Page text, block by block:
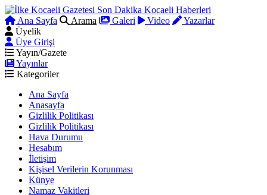
Ana Sayfa Arama Galeri Video
Yazarlar
Üyelik
Üye Girişi
Yayın/Gazete
Yayınlar
Kategoriler
Ana Sayfa
Anasayfa
Gizlilik Politikası
Gizlilik Politikası
Hava Durumu
Hesabım
İletişim
Kişisel Verilerin Korunması
Künye
Namaz Vakitleri